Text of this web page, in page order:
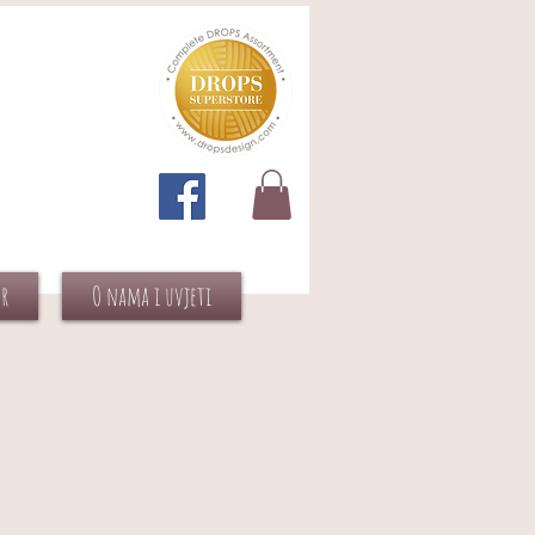
O nama i uvjeti